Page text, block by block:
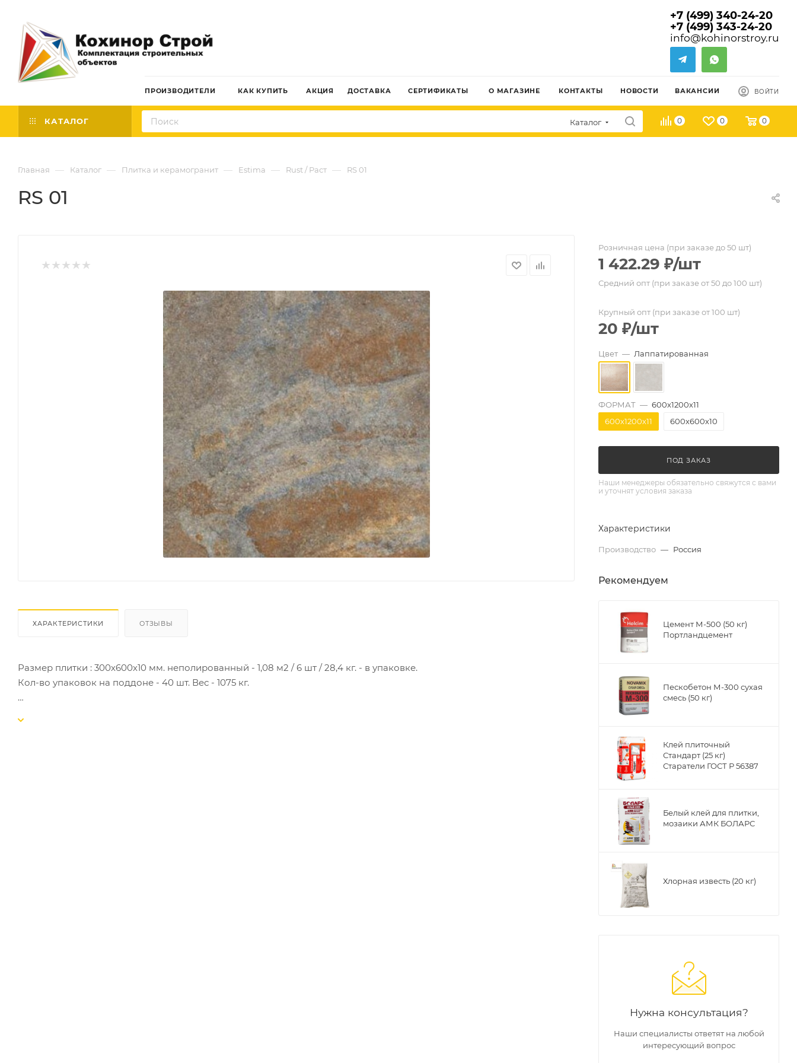
+7 (499) 340-24-20
+7 (499) 343-24-20
info@kohinorstroy.ru
ПРОИЗВОДИТЕЛИ КАК КУПИТЬ АКЦИЯ ДОСТАВКА СЕРТИФИКАТЫ О МАГАЗИНЕ КОНТАКТЫ НОВОСТИ ВАКАНСИИ ВОЙТИ
КАТАЛОГ Каталог 0 0 0
Главная — Каталог — Плитка и керамогранит — Estima — Rust / Раст — RS 01
RS 01
ХАРАКТЕРИСТИКИ ОТЗЫВЫ
Размер плитки : 300х600х10 мм. неполированный - 1,08 м2 / 6 шт / 28,4 кг. - в упаковке.
Кол-во упаковок на поддоне - 40 шт. Вес - 1075 кг.
Розничная цена (при заказе до 50 шт)
1 422.29 ₽/шт
Средний опт (при заказе от 50 до 100 шт)
Крупный опт (при заказе от 100 шт)
20 ₽/шт
Цвет — Лаппатированная
ФОРМАТ — 600х1200х11
600х1200х11
600х600х10
ПОД ЗАКАЗ
Наши менеджеры обязательно свяжутся с вами
и уточнят условия заказа
Характеристики
Производство — Россия
Рекомендуем
Цемент М-500 (50 кг)
Портландцемент
Пескобетон М-300 сухая
смесь (50 кг)
Клей плиточный
Стандарт (25 кг)
Старатели ГОСТ Р 56387
Белый клей для плитки,
мозаики АМК БОЛАРС
Хлорная известь (20 кг)
Нужна консультация?
Наши специалисты ответят на любой
интересующий вопрос